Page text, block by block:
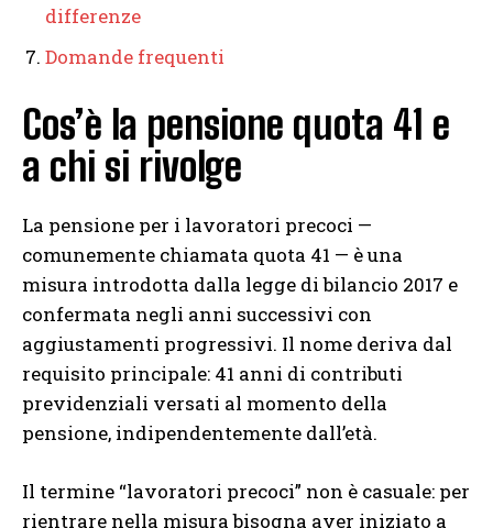
differenze
Domande frequenti
Cos’è la pensione quota 41 e
a chi si rivolge
La pensione per i lavoratori precoci —
comunemente chiamata quota 41 — è una
misura introdotta dalla legge di bilancio 2017 e
confermata negli anni successivi con
aggiustamenti progressivi. Il nome deriva dal
requisito principale: 41 anni di contributi
previdenziali versati al momento della
pensione, indipendentemente dall’età.
Il termine “lavoratori precoci” non è casuale: per
rientrare nella misura bisogna aver iniziato a